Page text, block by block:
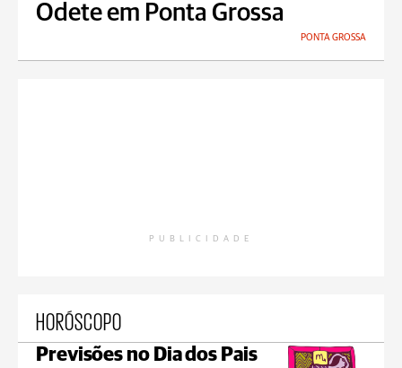
Odete em Ponta Grossa
PONTA GROSSA
PUBLICIDADE
HORÓSCOPO
Previsões no Dia dos Pais